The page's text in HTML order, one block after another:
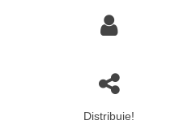
Distribuie!